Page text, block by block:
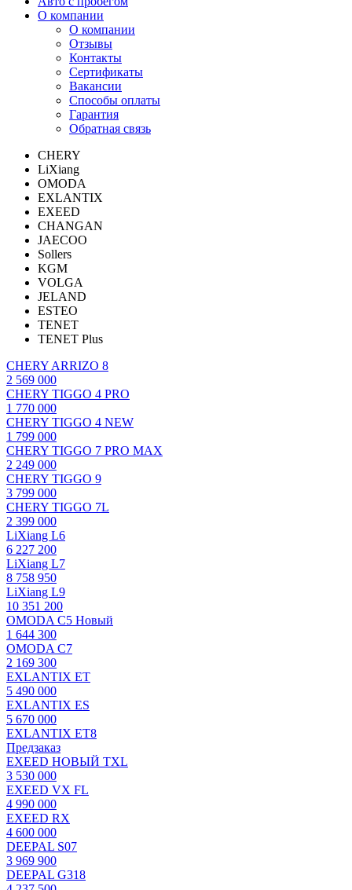
О компании
О компании
Отзывы
Контакты
Сертификаты
Вакансии
Способы оплаты
Гарантия
Обратная связь
CHERY
LiXiang
OMODA
EXLANTIX
EXEED
CHANGAN
JAECOO
Sollers
KGM
VOLGA
JELAND
ESTEO
TENET
TENET Plus
CHERY ARRIZO 8
2 569 000
CHERY TIGGO 4 PRO
1 770 000
CHERY TIGGO 4 NEW
1 799 000
CHERY TIGGO 7 PRO MAX
2 249 000
CHERY TIGGO 9
3 799 000
CHERY TIGGO 7L
2 399 000
LiXiang L6
6 227 200
LiXiang L7
8 758 950
LiXiang L9
10 351 200
OMODA C5 Новый
1 644 300
OMODA C7
2 169 300
EXLANTIX ET
5 490 000
EXLANTIX ES
5 670 000
EXLANTIX ET8
Предзаказ
EXEED НОВЫЙ TXL
3 530 000
EXEED VX FL
4 990 000
EXEED RX
4 600 000
DEEPAL S07
3 969 900
DEEPAL G318